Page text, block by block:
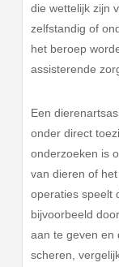
die wettelijk zijn
zelfstandig of
het beroep
assisterende
Een
onder direct
onderzoeken is
van dieren of
operaties speelt
bijvoorbeeld
aan te geven en
scheren,